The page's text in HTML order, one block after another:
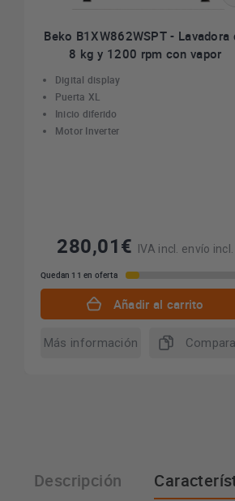
Beko B1XW862WSPT - Lavadora
8 kg y 1200 rpm con vapor
Digital display
Puerta XL
Inicio diferido
Motor Inverter
280,01€ IVA incl. envío incl.
Quedan 11 en oferta
Añadir al carrito
Más información
Descripción